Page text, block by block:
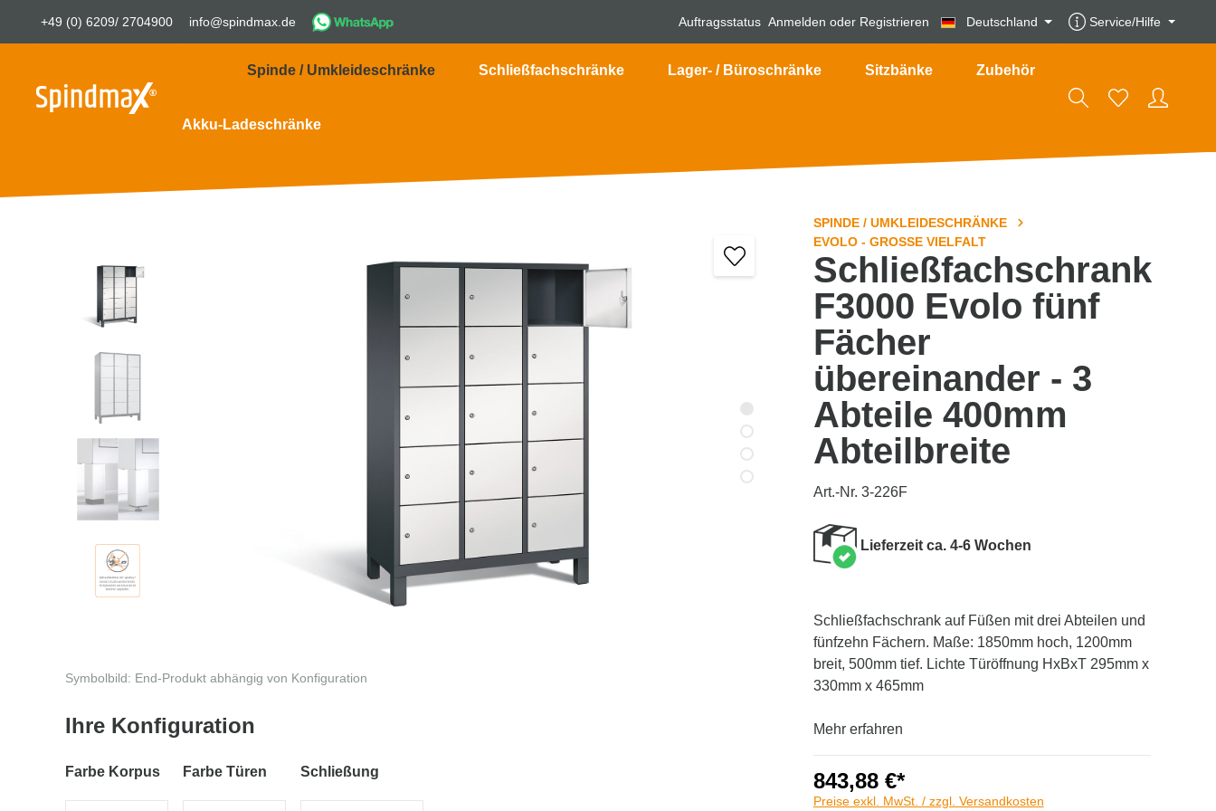
+49 (0) 6209/ 2704900 info@spindmax.de Auftragsstatus Anmelden oder Registrieren Deutschland Service/Hilfe
Spinde / Umkleideschränke Schließfachschränke Lager- / Büroschränke Sitzbänke Zubehör
Akku-Ladeschränke
Symbolbild: End-Produkt abhängig von Konfiguration
Ihre Konfiguration
Farbe Korpus Farbe Türen Schließung
SPINDE / UMKLEIDESCHRÄNKE
EVOLO - GROSSE VIELFALT
Schließfachschrank
F3000 Evolo fünf
Fächer
übereinander - 3
Abteile 400mm
Abteilbreite
Art.-Nr. 3-226F
Lieferzeit ca. 4-6 Wochen
Schließfachschrank auf Füßen mit drei Abteilen und
fünfzehn Fächern. Maße: 1850mm hoch, 1200mm
breit, 500mm tief. Lichte Türöffnung HxBxT 295mm x
330mm x 465mm
Mehr erfahren
843,88 €*
Preise exkl. MwSt. / zzgl. Versandkosten